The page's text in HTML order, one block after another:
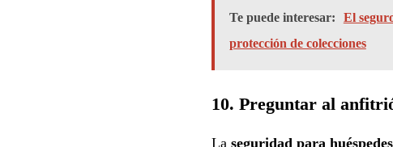
Te puede interesar:
El
protección de colecciones
10. Preguntar al
La seguridad para